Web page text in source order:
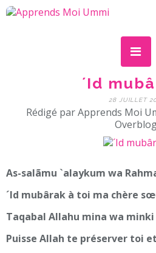
´Id
28 JUILLET
Rédigé par Apprends Moi
As-salãmu `alaykum wa
´Id mubârak à toi ma chère
Taqabal Allahu mina wa minki
Puisse Allah te préserver toi